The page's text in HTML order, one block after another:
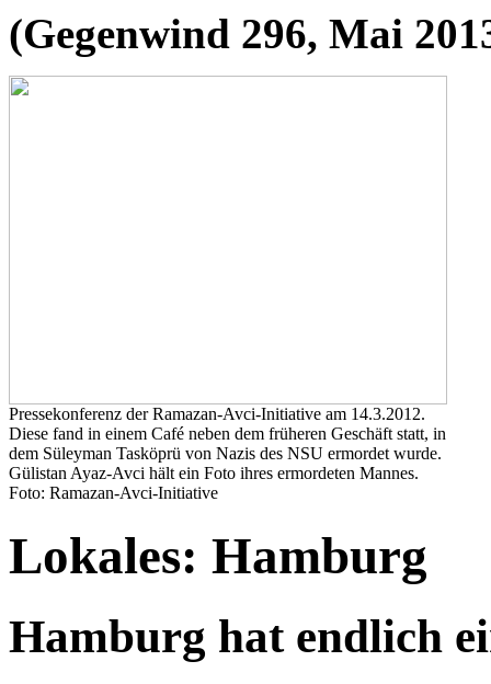
(Gegenwind 296, Mai
Pressekonferenz der Ramazan-Avci-Initiative am 14.3.2012.
Diese fand in einem Café neben dem früheren Geschäft statt, in
dem Süleyman Tasköprü von Nazis des NSU ermordet wurde.
Gülistan Ayaz-Avci hält ein Foto ihres ermordeten Mannes.
Foto: Ramazan-Avci-Initiative
Lokales: Hamburg
Hamburg hat endlich